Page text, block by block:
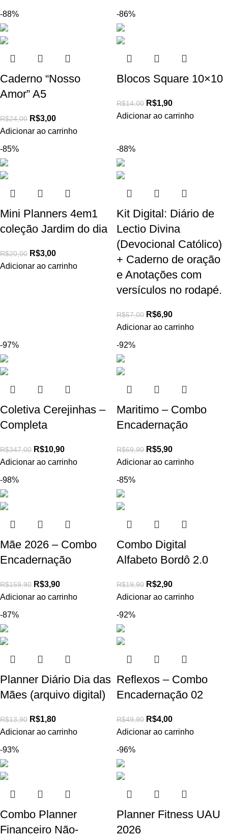
-88%
Caderno “Nosso
Amor” A5
R$24,00 R$3,00
Adicionar ao carrinho
-86%
Blocos Square 10×10
R$14,00 R$1,90
Adicionar ao carrinho
-85%
Mini Planners 4em1
coleção Jardim do dia
R$20,00 R$3,00
Adicionar ao carrinho
-88%
Kit Digital: Diário de
Lectio Divina
(Devocional Católico)
+ Caderno de oração
e Anotações com
versículos no rodapé.
R$57,00 R$6,90
Adicionar ao carrinho
-97%
Coletiva Cerejinhas –
Completa
R$347,00 R$10,90
Adicionar ao carrinho
-92%
Maritimo – Combo
Encadernação
R$69,90 R$5,90
Adicionar ao carrinho
-98%
Mãe 2026 – Combo
Encadernação
R$159,90 R$3,90
Adicionar ao carrinho
-85%
Combo Digital
Alfabeto Bordô 2.0
R$19,90 R$2,90
Adicionar ao carrinho
-87%
Planner Diário Dia das
Mães (arquivo digital)
R$13,90 R$1,80
Adicionar ao carrinho
-92%
Reflexos – Combo
Encadernação 02
R$49,90 R$4,00
Adicionar ao carrinho
-93%
Combo Planner
Financeiro Não-
-96%
Planner Fitness UAU
2026